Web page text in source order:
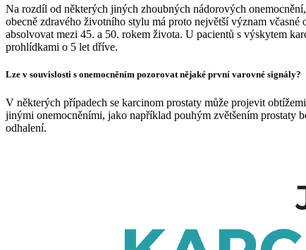
Na rozdíl od některých jiných zhoubných nádorových
obecně zdravého životního stylu má proto největší význam
absolvovat mezi 45. a 50. rokem života. U pacientů s výskytem
prohlídkami o 5 let dříve.
Lze v souvislosti s onemocněním pozorovat nějaké první varovné signály?
V některých případech se karcinom prostaty může projevit
jinými onemocněními, jako například pouhým zvětšením prostaty
odhalení.